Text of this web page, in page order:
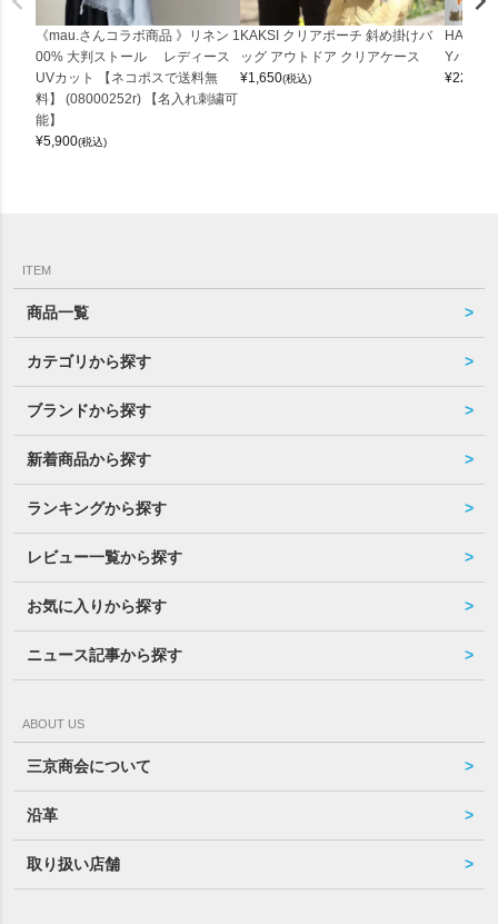
《mau.さんコラボ商品 》リネン 1
00% 大判ストール レディース
UVカット 【ネコポスで送料無
料】 (08000252r) 【名入れ刺繍可
能】
¥5,900(税込)
KAKSI クリアポーチ 斜め掛けバ
ッグ アウトドア クリアケース
¥1,650(税込)
Yバッグ
¥22,000
ITEM
商品一覧
カテゴリから探す
ブランドから探す
新着商品から探す
ランキングから探す
レビュー一覧から探す
お気に入りから探す
ニュース記事から探す
ABOUT US
三京商会について
沿革
取り扱い店舗